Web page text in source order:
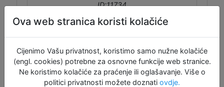
ID:11734
1,50 €
Raspoloživo: 19
Ova web stranica koristi kolačiće
Cijenimo Vašu privatnost, koristimo samo nužne kolačiće
(engl. cookies) potrebne za osnovne funkcije web stranice.
Ne koristimo kolačiće za praćenje ili oglašavanje. Više o
politici privatnosti možete doznati ovdje.